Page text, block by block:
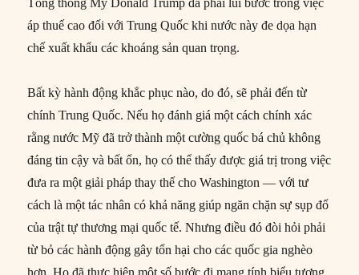
Tổng thống Mỹ Donald Trump đã phải lùi bước trong việc
áp thuế cao đối với Trung Quốc khi nước này đe dọa hạn
chế xuất khẩu các khoáng sản quan trọng.
Bất kỳ hành động khắc phục nào, do đó, sẽ phải đến từ
chính Trung Quốc. Nếu họ đánh giá một cách chính xác
rằng nước Mỹ đã trở thành một cường quốc bá chủ không
đáng tin cậy và bất ổn, họ có thể thấy được giá trị trong việc
đưa ra một giải pháp thay thế cho Washington — với tư
cách là một tác nhân có khả năng giúp ngăn chặn sự sụp đổ
của trật tự thương mại quốc tế. Nhưng điều đó đòi hỏi phải
từ bỏ các hành động gây tổn hại cho các quốc gia nghèo
hơn. Họ đã thực hiện một số bước đi mang tính biểu tượng